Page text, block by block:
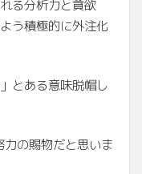
る分析力と貪欲
う積極的に外注化
とある意味脱帽し
の賜物だと思いま